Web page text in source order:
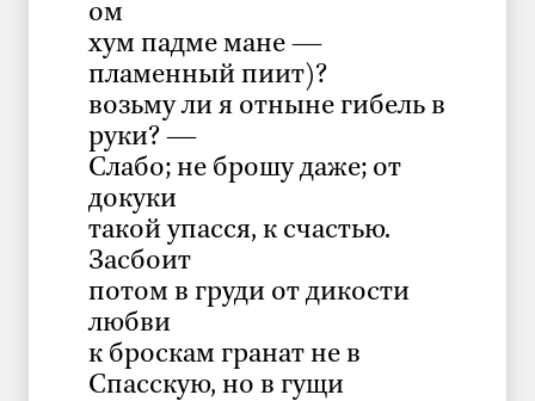
ом
хум падме мане —
пламенный пиит)?
возьму ли я отныне гибель в
руки? —
Слабо; не брошу даже; от
докуки
такой упасся, к счастью.
Засбоит
потом в груди от дикости
любви
к броскам гранат не в
Спасскую, но в гущи